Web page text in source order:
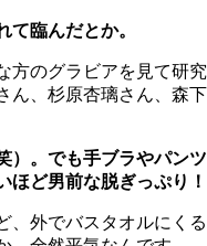
臨んだとか。
方のグラビアを見て研究
ん、杉原杏璃さん、森下
。でも手ブラやパンツ
ほど男前な脱ぎっぷり！
外でバスタオルにくる